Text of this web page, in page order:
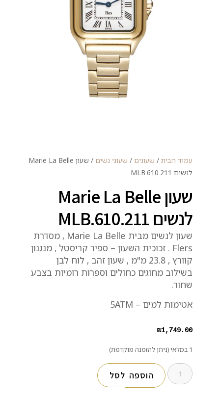
עמוד הבית / שעונים / שעוני נשים
/ שעון Marie La Belle
לנשים MLB.610.211
שעון Marie La Belle
לנשים MLB.610.211
שעון לנשים מבית Marie La Belle , מסדרת
Flers . זכוכית השעון – ספיר קריסטל , מנגנון
קוורץ , 23.8 מ"מ , שעון זהב , לוח לבן
בשילוב מחוגים כחולים וספרות רומיות בצבע
שחור.
אטימות למים – 5ATM
₪1,749.00
1 במלאי (ניתן להזמנה מוקדמת)
הוספה לסל